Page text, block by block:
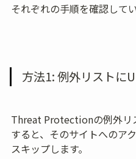
それぞれの手順を確認して
方法1: 例外リストに
Threat Protectionの例外リ
すると、そのサイトへのア
スキップします。